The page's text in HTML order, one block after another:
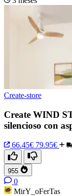
Create-store
Create WIND
silencioso con
66.45€ 79.95€
955
0
MirY_oFerTas